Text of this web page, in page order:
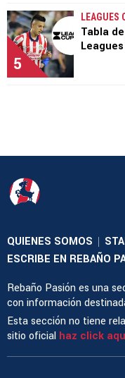
5
LEAGUES
Tabla
QUIENES SOMOS |
ESCRIBE EN REBAÑO
Rebaño Pasión es una
con información
Esta sección no tiene
sitio oficial haz click